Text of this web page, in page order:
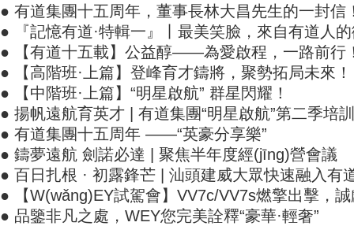
● 有道集團十五周年，董事長林大昌先生的一封信
● 『記憶有道·特輯一』丨最美笑臉，來自有道人
● 【有道十五載】公益醇——為愛啟程，一路前行
● 【高階班·上篇】登峰育才鑄將，聚勢拓局未來！
● 【中階班·上篇】“明星啟航” 群星閃耀！
● 揚帆遠航育英才 | 有道集團“明星啟航”第二季培
● 有道集團十五周年 ——“英豪分享樂”
● 鑄夢遠航 劍諾必達 | 聚焦半年度經(jīng)營會議
● 百日扎根 · 初露鋒芒 | 汕頭建威大眾快速融入有
● 【W(wǎng)EY試駕會】VV7c/VV7s燃擎出擊，誠
● 品鑒非凡之處，WEY您完美詮釋“豪華·輕奢”